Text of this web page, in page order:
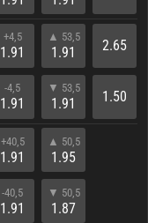
+4,5
1.91
-4,5
1.91
▲ 53,5
1.91
▼ 53,5
1.91
2.65
1.50
+40,5
1.91
-40,5
1.91
▲ 50,5
1.95
▼ 50,5
1.87